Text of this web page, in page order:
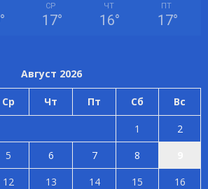
°
СР
17°
ЧТ
16°
ПТ
17°
Август 2026
Ср Чт Пт Сб Вс
1
2
5 6 7 8
12 13 14 15 16